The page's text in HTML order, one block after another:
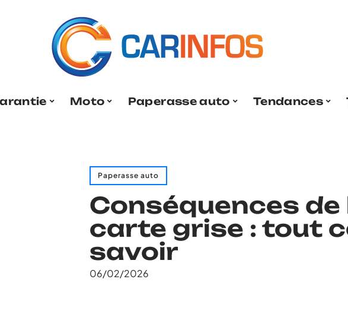
Moto Paperasse auto Tendances
Paperasse auto
Conséquences
carte grise : tout
savoir
06/02/2026